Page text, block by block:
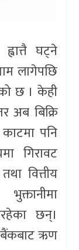
घट्ने
लागेपछि
छ । केही
अब बिक्रि
पनि
गिरावट
वित्तीय
छन्।
ऋण